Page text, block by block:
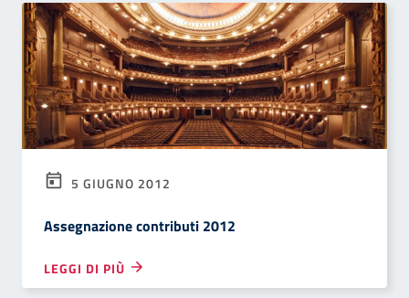
5 GIUGNO 2012
Assegnazione contributi 2012
LEGGI DI PIÙ